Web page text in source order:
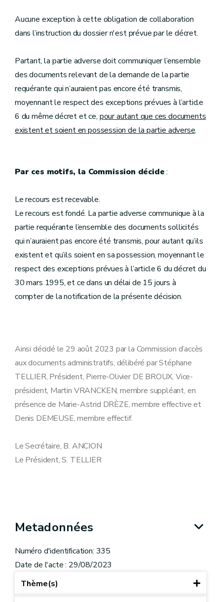
Aucune exception à cette obligation de collaboration
dans l’instruction du dossier n'est prévue par le décret.
Partant, la partie adverse doit communiquer l’ensemble
des documents relevant de la demande de la partie
requérante qui n’auraient pas encore été transmis,
moyennant le respect des exceptions prévues à l’article
6 du même décret et ce, pour autant que ces documents
existent et soient en possession de la partie adverse.
Par ces motifs, la Commission décide:
Le recours est recevable.
Le recours est fondé. La partie adverse communique à la
partie requérante l’ensemble des documents sollicités
qui n’auraient pas encore été transmis, pour autant qu’ils
existent et qu’ils soient en sa possession, moyennant le
respect des exceptions prévues à l’article 6 du décret du
30 mars 1995, et ce dans un délai de 15 jours à
compter de la notification de la présente décision.
Ainsi décidé le 29 août 2023 par la Commission d’accès
aux documents administratifs, délibéré par Stéphane
TELLIER, Président, Pierre-Olivier DE BROUX, Vice-
président, Martin VRANCKEN, membre suppléant, en
présence de Marie-Astrid DRÈZE, membre effective et
Denis DEMEUSE, membre effectif.
Le Secrétaire, B. ANCION
Le Président, S. TELLIER
Metadonnées
Numéro d'identification: 335
Date de l'acte : 29/08/2023
Thème(s)